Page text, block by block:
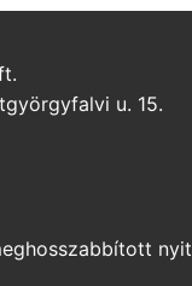
u. 15.